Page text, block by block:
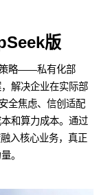
版
策略——私有化部
解决企业在实际部
全焦虑、信创适配
和算力成本。通过
入核心业务，真正
。